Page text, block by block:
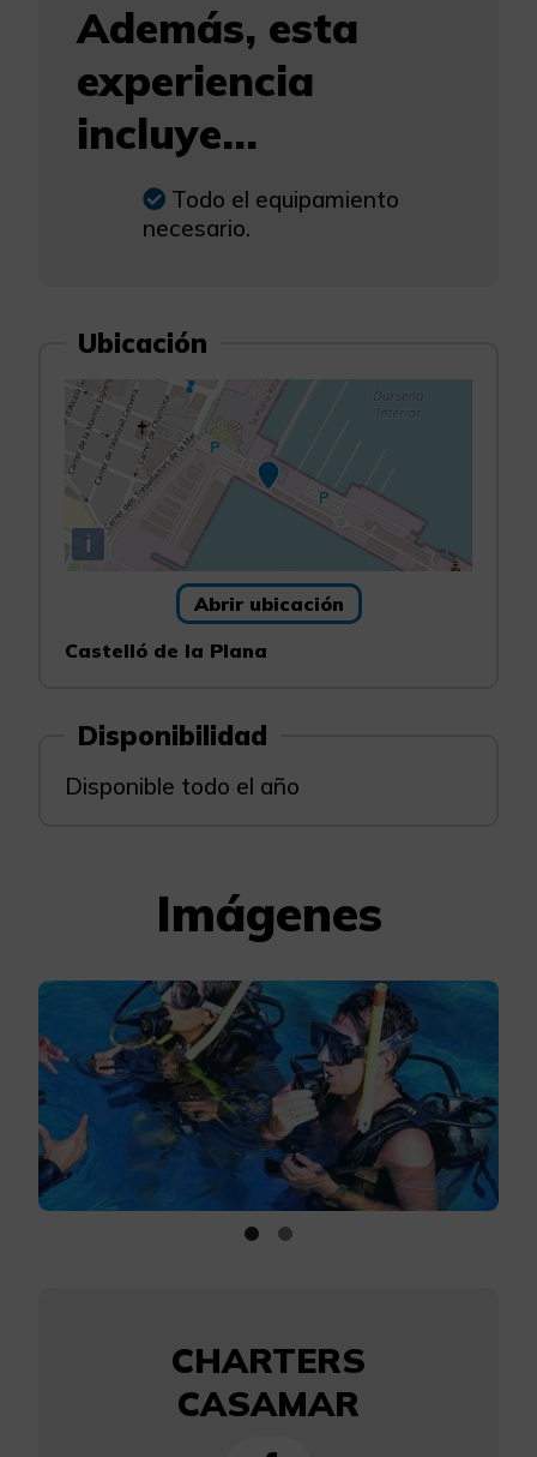
Además, esta
experiencia
incluye...
Todo el equipamiento
necesario.
Ubicación
i
Abrir ubicación
Castelló de la Plana
Disponibilidad
Disponible todo el año
Imágenes
CHARTERS
CASAMAR